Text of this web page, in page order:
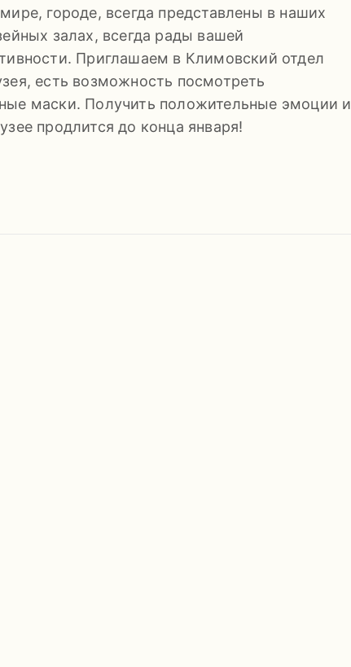
городе, всегда представлены в наших
залах, всегда рады вашей
Приглашаем в Климовский отдел
есть возможность посмотреть
маски. Получить положительные эмоции и
продлится до конца января!